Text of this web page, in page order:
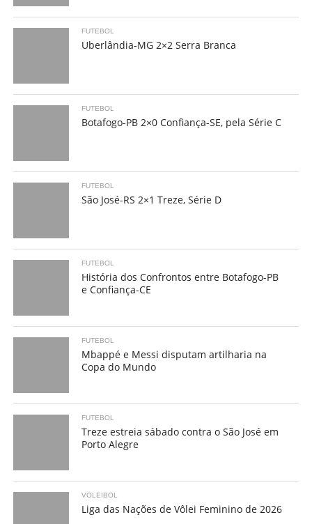
FUTEBOL
Uberlândia-MG 2×2 Serra Branca
FUTEBOL
Botafogo-PB 2×0 Confiança-SE, pela Série C
FUTEBOL
São José-RS 2×1 Treze, Série D
FUTEBOL
História dos Confrontos entre Botafogo-PB
e Confiança-CE
FUTEBOL
Mbappé e Messi disputam artilharia na
Copa do Mundo
FUTEBOL
Treze estreia sábado contra o São José em
Porto Alegre
VOLEIBOL
Liga das Nações de Vôlei Feminino de 2026